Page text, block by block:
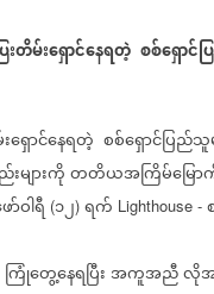
တိမ်းရှောင်နေရတဲ့ စစ်ရှောင်
ောင်နေရတဲ့ စစ်ရှောင်ပြည်
များကိုတတိယအကြိမ်မြော
ာ်ဝါရီ (၁၂) ရက် Lighthouse -
ကြုံတွေ့နေရပြီးအကူအညီလို